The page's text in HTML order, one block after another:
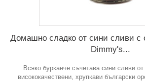
Домашно сладко от сини сливи с
Dimmy's...
Всяко бурканче съчетава сини сливи
висококачествени, хрупкави български